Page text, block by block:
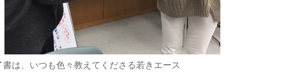
は、いつも色々教えてくださる若きエース